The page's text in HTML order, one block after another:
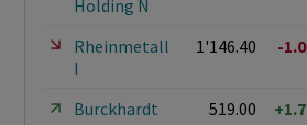
Holding N
Rheinmetall
I
1'146.40 -
Burckhardt
519.00